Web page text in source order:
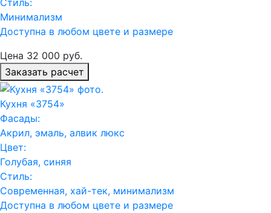
Стиль:
Минимализм
Доступна в любом цвете и размере
Цена 32 000 руб.
Заказать расчет
Кухня «3754»
Фасады:
Акрил, эмаль, алвик люкс
Цвет:
Голубая, синяя
Стиль:
Современная, хай-тек, минимализм
Доступна в любом цвете и размере